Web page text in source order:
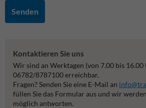
Senden
Kontaktieren Sie uns
Wir sind an Werktagen (von 7.00 bis 16.00
06782/8787100 erreichbar.
Fragen? Senden Sie eine E-Mail an
füllen Sie das Formular aus und wir
möglich antworten.